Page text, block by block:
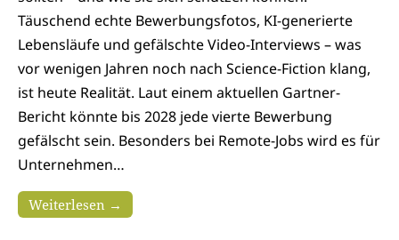
Täuschend echte Bewerbungsfotos, KI-generierte
Lebensläufe und gefälschte Video-Interviews – was
vor wenigen Jahren noch nach Science-Fiction klang,
ist heute Realität. Laut einem aktuellen Gartner-
Bericht könnte bis 2028 jede vierte Bewerbung
gefälscht sein. Besonders bei Remote-Jobs wird es für
Unternehmen…
Weiterlesen →